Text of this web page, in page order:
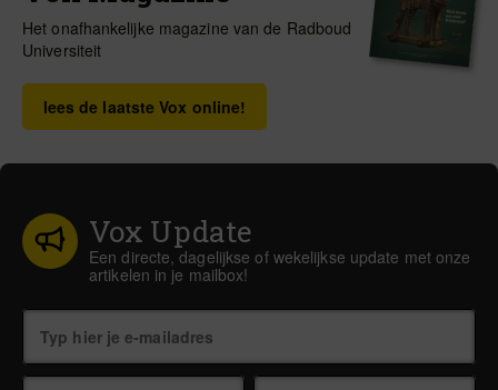
Het onafhankelijke magazine van de Radboud
Universiteit
lees de laatste Vox online!
Vox Update
Een directe, dagelijkse of wekelijkse update met onze
artikelen in je mailbox!